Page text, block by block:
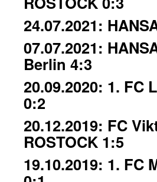
24.07.2021:
07.07.2021:
Berlin 4:3
20.09.2020: 1. FC
0:2
20.12.2019: FC
ROSTOCK 1:5
19.10.2019: 1. FC